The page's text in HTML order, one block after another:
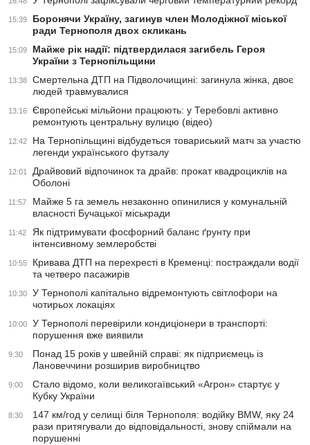
15:39
Боронячи Україну, загинув член Молодіжної міської
ради Тернополя двох скликань
15:09
Майже рік надії: підтвердилася загибель Героя
України з Тернопільщини
13:38
Смертельна ДТП на Підволочищині: загинула жінка, двоє
людей травмувалися
13:16
Європейські мільйони працюють: у Теребовлі активно
ремонтують центральну вулицю (відео)
12:42
На Тернопільщині відбудеться товариський матч за участю
легенди українського футзалу
12:01
Драйвовий відпочинок та драйв: прокат квадроциклів на
Оболоні
11:57
Майже 5 га земель незаконно опинилися у комунальній
власності Бучацької міськради
11:42
Як підтримувати фосфорний баланс ґрунту при
інтенсивному землеробстві
10:55
Кривава ДТП на перехресті в Кременці: постраждали водії
та четверо пасажирів
10:30
У Тернополі капітально відремонтують світлофори на
чотирьох локаціях
10:00
У Тернополі перевірили кондиціонери в транспорті:
порушення вже виявили
9:30
Понад 15 років у швейній справі: як підприємець із
Лановеччини розширив виробництво
9:00
Стало відомо, коли великогаївський «Агрон» стартує у
Кубку України
8:30
147 км/год у селищі біля Тернополя: водійку BMW, яку 24
рази притягували до відповідальності, знову спіймали на
порушенні